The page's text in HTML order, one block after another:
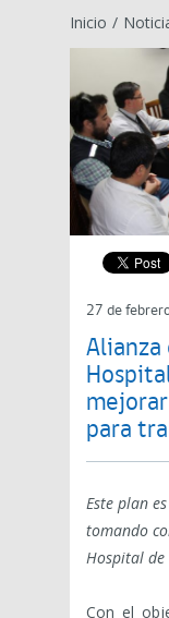
Inicio /
27 de
Alianza
para
Este plan
tomando
Hospital de
Con el